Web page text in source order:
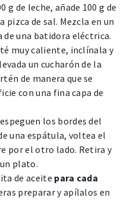
g de leche, añade 100 g de
pizca de sal. Mezcla en un
de una batidora eléctrica.
muy caliente, inclínala y
un cucharón de la
de manera que se
con una fina capa de
los bordes del
una espátula, voltea el
por el otro lado. Retira y
plato.
de aceite para cada
preparar y apílalos en